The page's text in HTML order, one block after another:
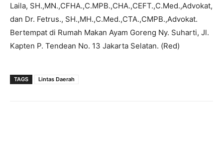
Laila, SH.,MN.,CFHA.,C.MPB.,CHA.,CEFT.,C.Med.,Advokat,
dan Dr. Fetrus., SH.,MH.,C.Med.,CTA.,CMPB.,Advokat.
Bertempat di Rumah Makan Ayam Goreng Ny. Suharti, Jl.
Kapten P. Tendean No. 13 Jakarta Selatan. (Red)
TAGS Lintas Daerah